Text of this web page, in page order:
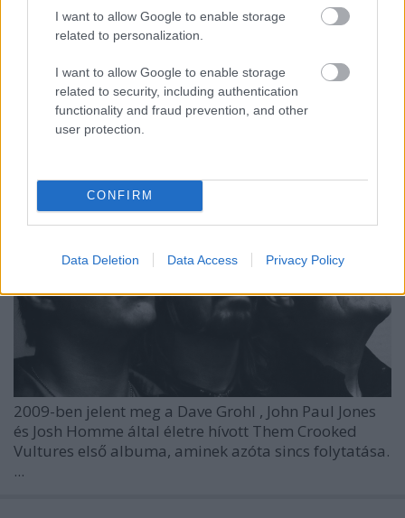
I want to allow Google to enable storage
related to personalization.
I want to allow Google to enable storage
related to security, including authentication
functionality and fraud prevention, and other
user protection.
CONFIRM
Data Deletion Data Access Privacy Policy
Továbbra is lelkes Dave Grohl a
lemezzel kapcsolatban
theshattered•2021. február 23.
2009-ben jelent meg a Dave Grohl , John Paul Jones
és Josh Homme által életre hívott Them Crooked
Vultures első albuma, aminek azóta sincs folytatása.
...